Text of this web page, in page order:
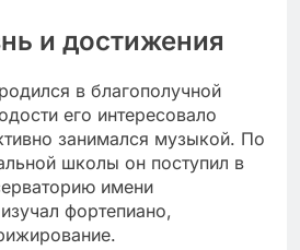
и достижения
в благополучной
его интересовало
занимался музыкой. По
школы он поступил в
имени
фортепиано,